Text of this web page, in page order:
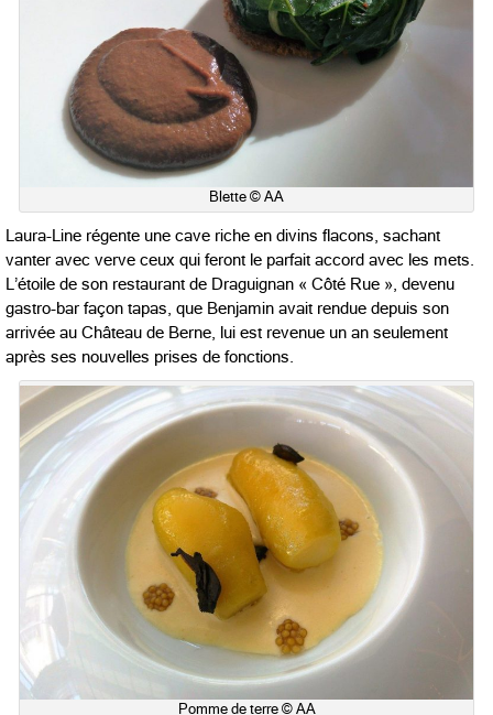
Blette © AA
Laura-Line régente une cave riche en divins flacons, sachant
vanter avec verve ceux qui feront le parfait accord avec les mets.
L’étoile de son restaurant de Draguignan « Côté Rue », devenu
gastro-bar façon tapas, que Benjamin avait rendue depuis son
arrivée au Château de Berne, lui est revenue un an seulement
après ses nouvelles prises de fonctions.
Pomme de terre © AA